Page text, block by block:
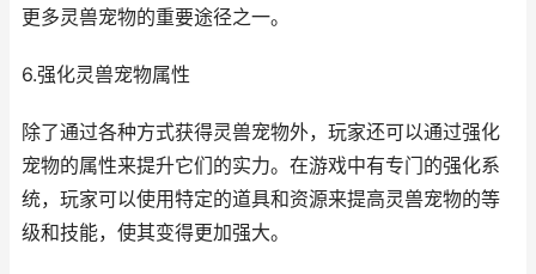
更多灵兽宠物的重要途径之一。
6.强化灵兽宠物属性
除了通过各种方式获得灵兽宠物外，玩家还可以通过强化
宠物的属性来提升它们的实力。在游戏中有专门的强化系
统，玩家可以使用特定的道具和资源来提高灵兽宠物的等
级和技能，使其变得更加强大。